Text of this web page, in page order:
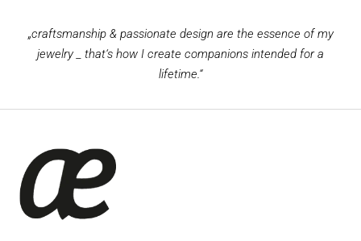
„craftsmanship & passionate design are the essence of my
jewelry _ that‘s how I create companions intended for a
lifetime.“